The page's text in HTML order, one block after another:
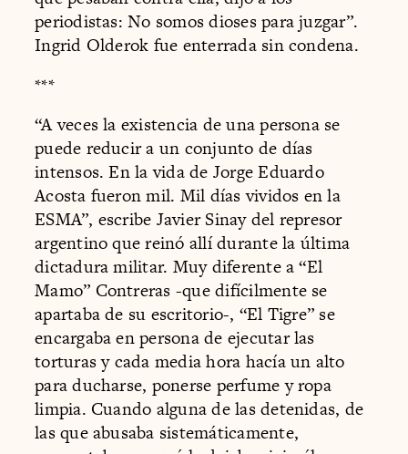
periodistas: No somos dioses para juzgar”.
Ingrid Olderok fue enterrada sin condena.
***
“A veces la existencia de una persona se
puede reducir a un conjunto de días
intensos. En la vida de Jorge Eduardo
Acosta fueron mil. Mil días vividos en la
ESMA”, escribe Javier Sinay del represor
argentino que reinó allí durante la última
dictadura militar. Muy diferente a “El
Mamo” Contreras -que difícilmente se
apartaba de su escritorio-, “El Tigre” se
encargaba en persona de ejecutar las
torturas y cada media hora hacía un alto
para ducharse, ponerse perfume y ropa
limpia. Cuando alguna de las detenidas, de
las que abusaba sistemáticamente,